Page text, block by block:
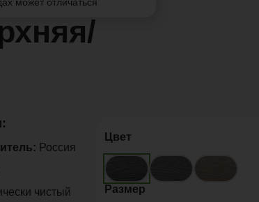
Цвет
Размер
Россия
чистый